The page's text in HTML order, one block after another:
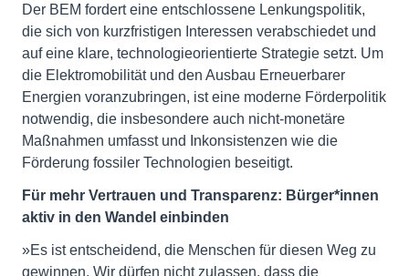
Der BEM fordert eine entschlossene Lenkungspolitik,
die sich von kurzfristigen Interessen verabschiedet und
auf eine klare, technologieorientierte Strategie setzt. Um
die Elektromobilität und den Ausbau Erneuerbarer
Energien voranzubringen, ist eine moderne Förderpolitik
notwendig, die insbesondere auch nicht-monetäre
Maßnahmen umfasst und Inkonsistenzen wie die
Förderung fossiler Technologien beseitigt.
Für mehr Vertrauen und Transparenz: Bürger*innen
aktiv in den Wandel einbinden
»Es ist entscheidend, die Menschen für diesen Weg zu
gewinnen. Wir dürfen nicht zulassen, dass die